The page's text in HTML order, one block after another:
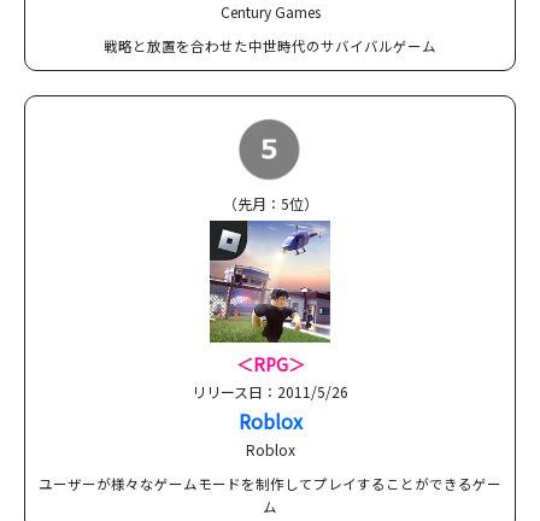
Century Games
戦略と放置を合わせた中世時代のサバイバルゲーム
（先月：5位）
＜RPG＞
リリース日：2011/5/26
Roblox
Roblox
ユーザーが様々なゲームモードを制作してプレイすることができるゲー
ム